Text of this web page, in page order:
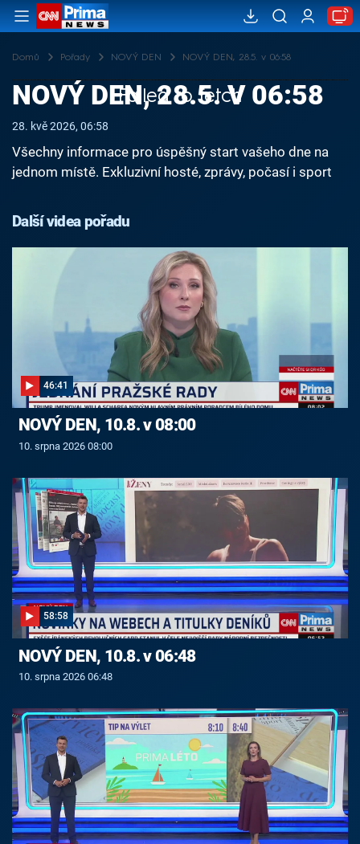
Domů Pořady NOVÝ DEN NOVÝ DEN, 28.5. v 06:58
Failed to fetch
NOVÝ DEN, 28.5. V 06:58
28. kvě 2026, 06:58
Všechny informace pro úspěšný start vašeho dne na
jednom místě. Exkluzivní hosté, zprávy, počasí i sport
Další videa pořadu
46:41
NOVÝ DEN, 10.8. v 08:00
10. srpna 2026 08:00
58:58
NOVÝ DEN, 10.8. v 06:48
10. srpna 2026 06:48